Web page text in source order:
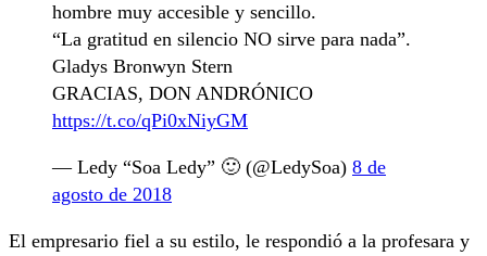
hombre muy accesible y sencillo.
“La gratitud en silencio NO sirve para nada”.
Gladys Bronwyn Stern
GRACIAS, DON ANDRÓNICO
https://t.co/qPi0xNiyGM
— Ledy “Soa Ledy” 🙂 (@LedySoa) 8 de
agosto de 2018
El empresario fiel a su estilo, le respondió a la profesara y